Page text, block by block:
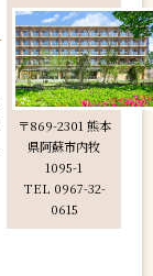
〒869-2301 熊本
県阿蘇市内牧
1095-1
TEL 0967-32-
0615